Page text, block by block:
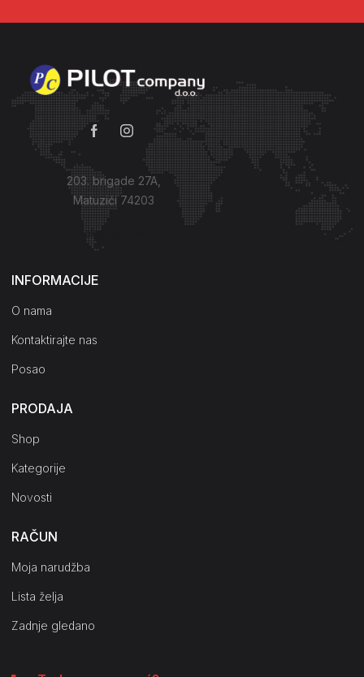
203. brigade 27A,
Matuzići 74203
Kako do nas?
INFORMACIJE
O nama
Kontaktirajte nas
Posao
PRODAJA
Shop
Kategorije
Novosti
RAČUN
Moja narudžba
Lista želja
Zadnje gledano